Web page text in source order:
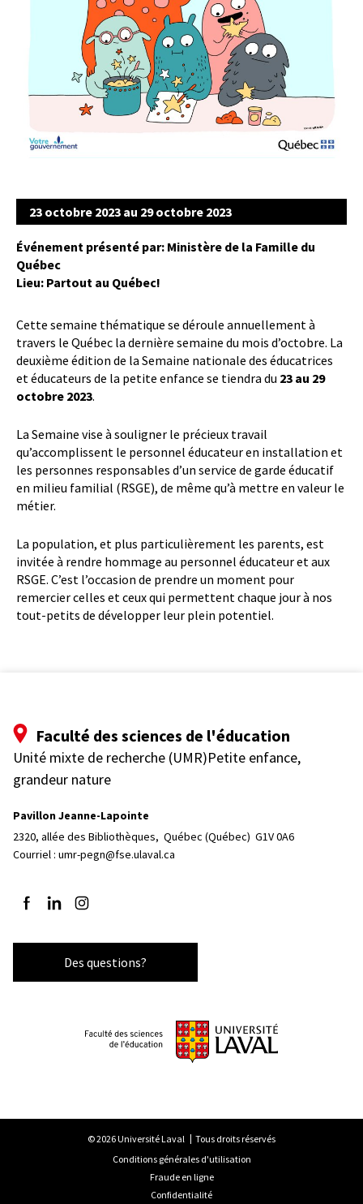
23 octobre 2023 au 29 octobre 2023
Événement présenté par: Ministère de la Famille du
Québec
Lieu: Partout au Québec!
Cette semaine thématique se déroule annuellement à
travers le Québec la dernière semaine du mois d’octobre. La
deuxième édition de la Semaine nationale des éducatrices
et éducateurs de la petite enfance se tiendra du 23 au 29
octobre 2023.
La Semaine vise à souligner le précieux travail
qu’accomplissent le personnel éducateur en installation et
les personnes responsables d’un service de garde éducatif
en milieu familial (RSGE), de même qu’à mettre en valeur le
métier.
La population, et plus particulièrement les parents, est
invitée à rendre hommage au personnel éducateur et aux
RSGE. C’est l’occasion de prendre un moment pour
remercier celles et ceux qui permettent chaque jour à nos
tout-petits de développer leur plein potentiel.
Faculté des sciences de l'éducation
Unité mixte de recherche (UMR)Petite enfance,
grandeur nature
Pavillon Jeanne-Lapointe
2320, allée des Bibliothèques, Québec (Québec)  G1V 0A6
Courriel : umr-pegn@fse.ulaval.ca
Suivez-nous sur Facebook
Suivez-nous sur LinkedIn
Suivez-nous sur Instagram
Des questions?
© 2026 Université Laval
Tous droits réservés
Conditions générales d'utilisation
Fraude en ligne
Confidentialité